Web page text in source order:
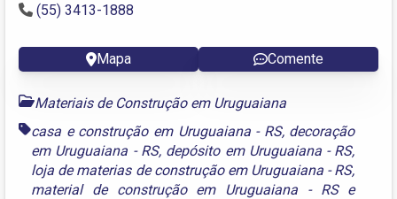
(55) 3413-1888
Mapa Comente
Materiais de Construção em Uruguaiana
casa e construção em Uruguaiana - RS, decoração
em Uruguaiana - RS, depósito em Uruguaiana - RS,
loja de materias de construção em Uruguaiana - RS,
material de construção em Uruguaiana - RSe